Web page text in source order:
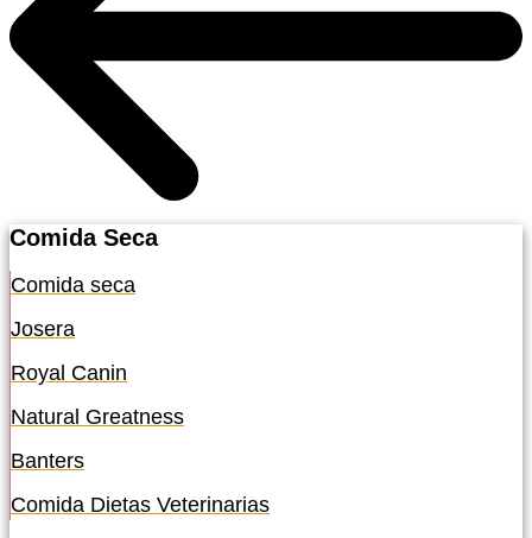
Comida Seca
Comida seca
Josera
Royal Canin
Natural Greatness
Banters
Comida Dietas Veterinarias